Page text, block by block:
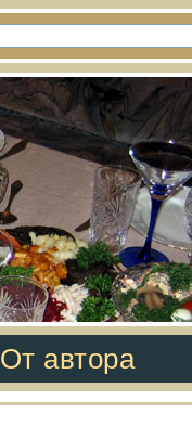
От автора